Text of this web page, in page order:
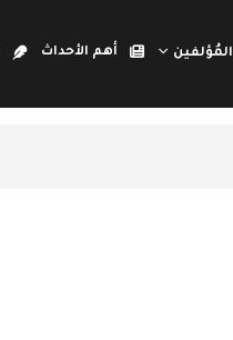
المُؤلفين أهم الأحداث